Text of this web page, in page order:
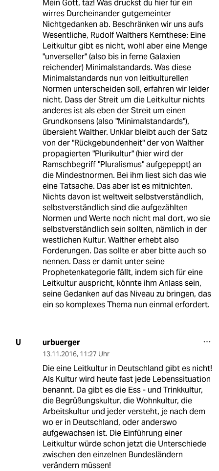
Mein Gott, taz! Was druckst du hier für ein
wirres Durcheinander gutgemeinter
Nichtgedanken ab. Beschränken wir uns aufs
Wesentliche, Rudolf Walthers Kernthese: Eine
Leitkultur gibt es nicht, wohl aber eine Menge
"unverseller" (also bis in ferne Galaxien
reichender) Minimalstandards. Was diese
Minimalstandards nun von leitkulturellen
Normen unterscheiden soll, erfahren wir leider
nicht. Dass der Streit um die Leitkultur nichts
anderes ist als eben der Streit um einen
Grundkonsens (also "Minimalstandards"),
übersieht Walther. Unklar bleibt auch der Satz
von der "Rückgebundenheit" der von Walther
propagierten "Plurikultur" (hier wird der
Ramschbegriff "Pluralismus" aufgepeppt) an
die Mindestnormen. Bei ihm liest sich das wie
eine Tatsache. Das aber ist es mitnichten.
Nichts davon ist weltweit selbstverständlich,
selbstverständlich sind die aufgezählten
Normen und Werte noch nicht mal dort, wo sie
selbstverständlich sein sollten, nämlich in der
westlichen Kultur. Walther erhebt also
Forderungen. Das sollte er aber bitte auch so
nennen. Dass er damit unter seine
Prophetenkategorie fällt, indem sich für eine
Leitkultur auspricht, könnte ihm Anlass sein,
seine Gedanken auf das Niveau zu bringen, das
ein so komplexes Thema nun einmal erfordert.
U urbuerger
13.11.2016, 11:27 Uhr
Die eine Leitkultur in Deutschland gibt es nicht!
Als Kultur wird heute fast jede Lebenssituation
benannt. Da gibt es die Ess - und Trinkkultur,
die Begrüßungskultur, die Wohnkultur, die
Arbeitskultur und jeder versteht, je nach dem
wo er in Deutschland, oder anderswo
aufgewachsen ist. Die Einführung einer
Leitkultur würde schon jetzt die Unterschiede
zwischen den einzelnen Bundesländern
verändern müssen!